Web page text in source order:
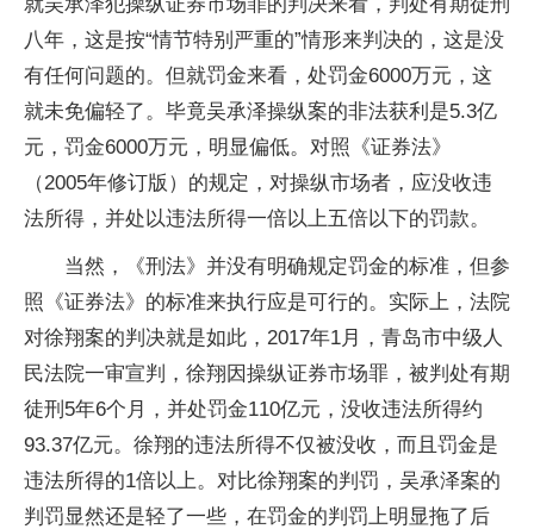
八年，这是按“情节特别严重的”情形来判决的，这是没
有任何问题的。但就罚金来看，处罚金6000万元，这
就未免偏轻了。毕竟吴承泽操纵案的非法获利是5.3亿
元，罚金6000万元，明显偏低。对照《证券法》
（2005年修订版）的规定，对操纵市场者，应没收违
法所得，并处以违法所得一倍以上五倍以下的罚款。
当然，《刑法》并没有明确规定罚金的标准，但参
照《证券法》的标准来执行应是可行的。实际上，法院
对徐翔案的判决就是如此，2017年1月，青岛市中级人
民法院一审宣判，徐翔因操纵证券市场罪，被判处有期
徒刑5年6个月，并处罚金110亿元，没收违法所得约
93.37亿元。徐翔的违法所得不仅被没收，而且罚金是
违法所得的1倍以上。对比徐翔案的判罚，吴承泽案的
判罚显然还是轻了一些，在罚金的判罚上明显拖了后